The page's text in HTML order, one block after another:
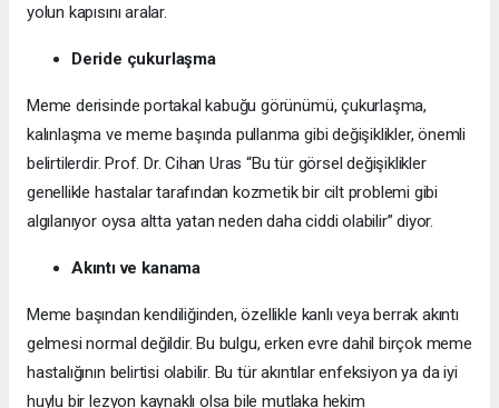
yolun kapısını aralar.
Deride çukurlaşma
Meme derisinde portakal kabuğu görünümü, çukurlaşma,
kalınlaşma ve meme başında pullanma gibi değişiklikler, önemli
belirtilerdir. Prof. Dr. Cihan Uras “Bu tür görsel değişiklikler
genellikle hastalar tarafından kozmetik bir cilt problemi gibi
algılanıyor oysa altta yatan neden daha ciddi olabilir” diyor.
Akıntı ve kanama
Meme başından kendiliğinden, özellikle kanlı veya berrak akıntı
gelmesi normal değildir. Bu bulgu, erken evre dahil birçok meme
hastalığının belirtisi olabilir. Bu tür akıntılar enfeksiyon ya da iyi
huylu bir lezyon kaynaklı olsa bile mutlaka hekim